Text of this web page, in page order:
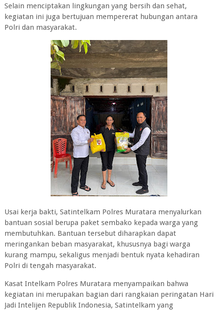
Selain menciptakan lingkungan yang bersih dan sehat,
kegiatan ini juga bertujuan mempererat hubungan antara
Polri dan masyarakat.
Usai kerja bakti, Satintelkam Polres Muratara menyalurkan
bantuan sosial berupa paket sembako kepada warga yang
membutuhkan. Bantuan tersebut diharapkan dapat
meringankan beban masyarakat, khususnya bagi warga
kurang mampu, sekaligus menjadi bentuk nyata kehadiran
Polri di tengah masyarakat.
‎Kasat Intelkam Polres Muratara menyampaikan bahwa
kegiatan ini merupakan bagian dari rangkaian peringatan Hari
Jadi Intelijen Republik Indonesia, Satintelkam yang